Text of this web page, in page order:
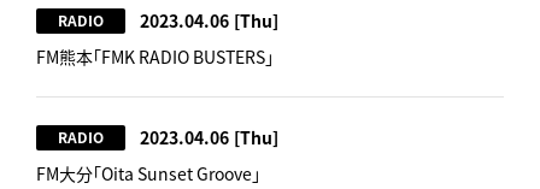
RADIO 2023.04.06 [Thu]
FM熊本「FMK RADIO BUSTERS」
RADIO 2023.04.06 [Thu]
FM大分「Oita Sunset Groove」